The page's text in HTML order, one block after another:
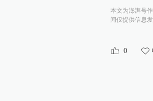
本文为澎湃号
闻仅提供信息发
0